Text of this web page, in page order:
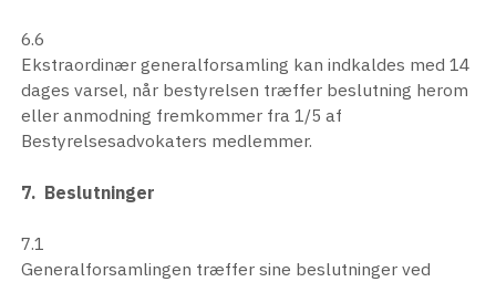
6.6
Ekstraordinær generalforsamling kan indkaldes med 14
dages varsel, når bestyrelsen træffer beslutning herom
eller anmodning fremkommer fra 1/5 af
Bestyrelsesadvokaters medlemmer.
7. Beslutninger
7.1
Generalforsamlingen træffer sine beslutninger ved